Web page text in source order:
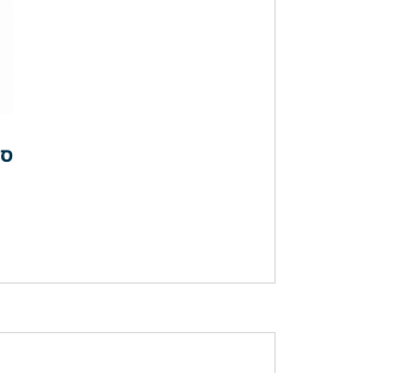
סט 4 חלקים למקלחת | 3